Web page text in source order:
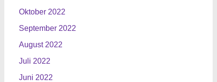
Oktober 2022
September 2022
August 2022
Juli 2022
Juni 2022